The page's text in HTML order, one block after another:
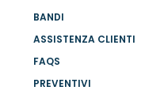
BANDI
ASSISTENZA CLIENTI
FAQS
PREVENTIVI